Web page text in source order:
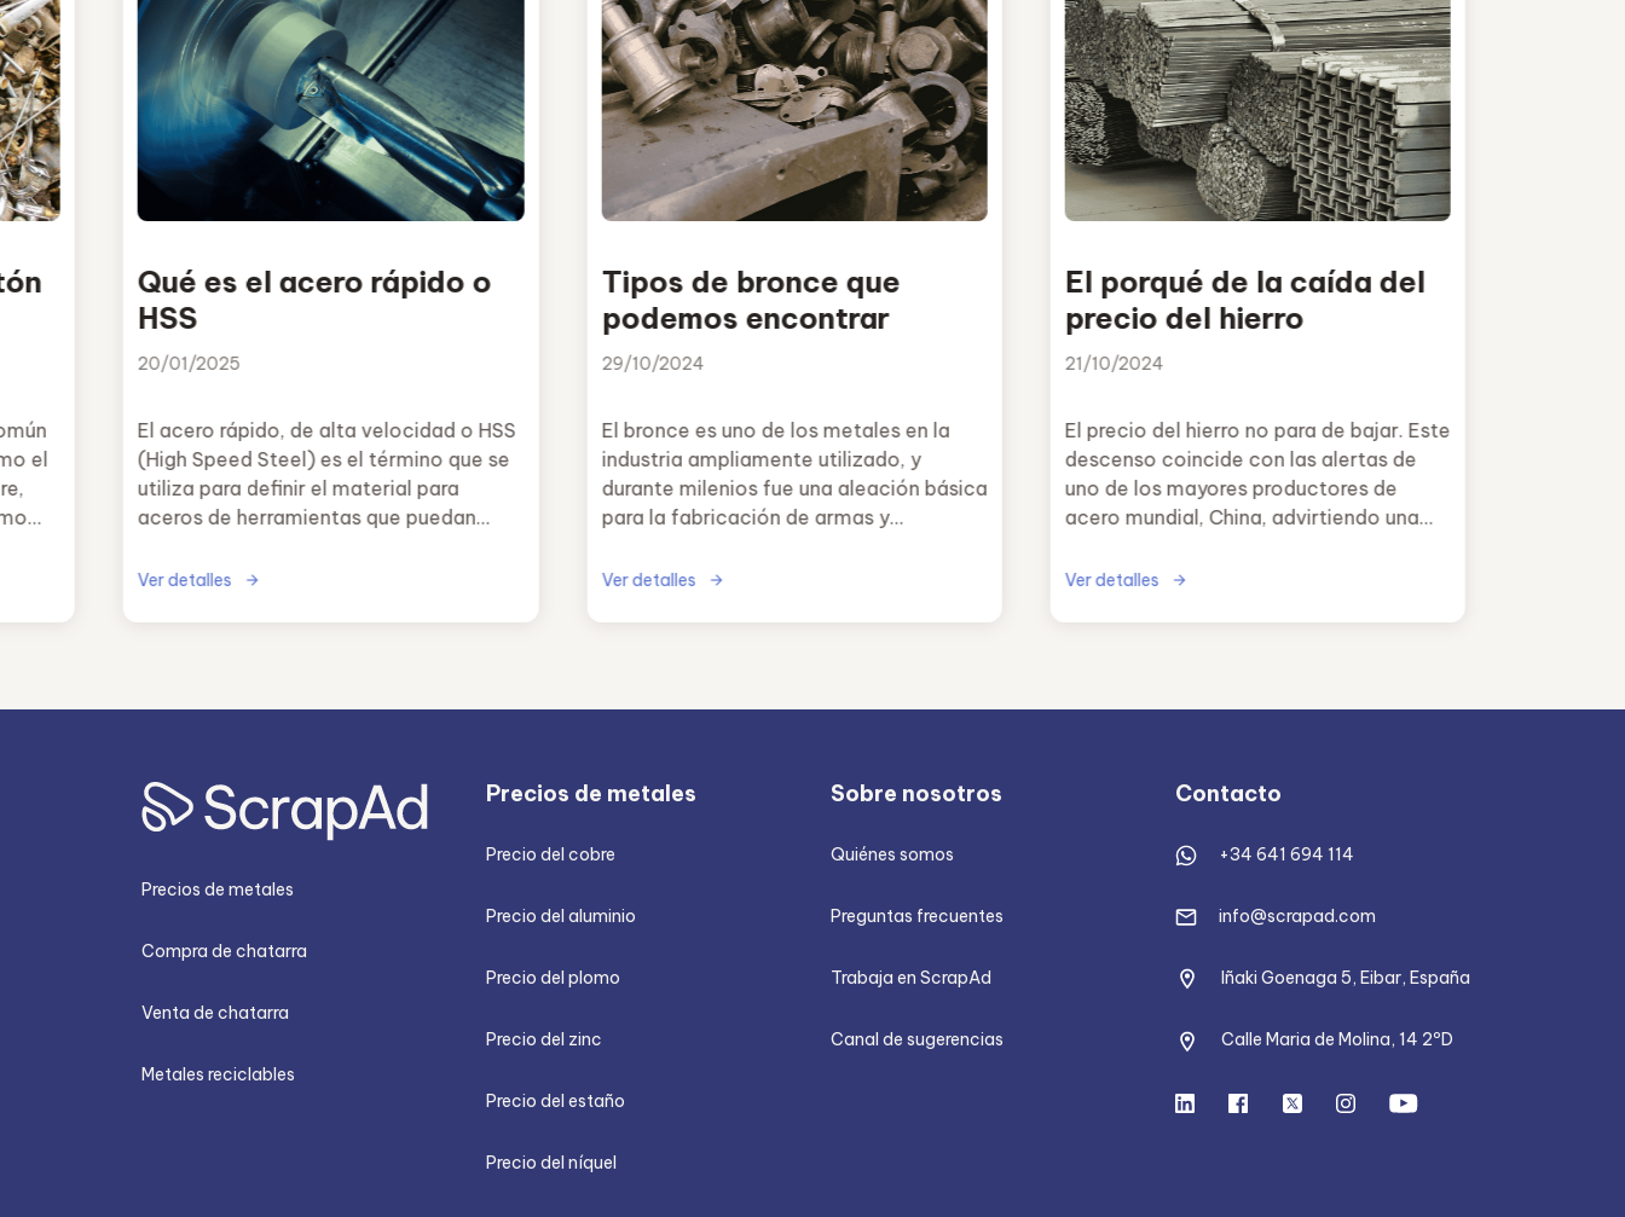
el
Qué es el acero rápido o
HSS
20/01/2025
El acero rápido, de alta velocidad o HSS
(High Speed Steel) es el término que se
utiliza para definir el material para
aceros de herramientas que puedan
maquinado (como cortar o perforar).
Ver detalles
Tipos de bronce que
podemos encontrar
29/10/2024
El bronce es uno de los metales en la
industria ampliamente utilizado, y
durante milenios fue una aleación básica
para la fabricación de armas y
Ver detalles
El porqué de la caída del
precio del hierro
21/10/2024
El precio del hierro no para de bajar. Este
descenso coincide con las alertas de
uno de los mayores productores de
acero mundial, China, advirtiendo una
Ver detalles
Precios de metales
Compra de chatarra
Venta de chatarra
Metales reciclables
Precios de metales
Precio del cobre
Precio del aluminio
Precio del plomo
Precio del zinc
Precio del estaño
Precio del níquel
Sobre nosotros
Quiénes somos
Preguntas frecuentes
Trabaja en ScrapAd
Canal de sugerencias
Contacto
+34 641 694 114
info@scrapad.com
Iñaki Goenaga 5, Eibar, España
Calle Maria de Molina, 14 2ºD